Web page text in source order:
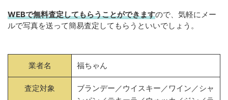
WEBで無料査定してもらうことができますので、気軽にメー
ルで写真を送って簡易査定してもらうといいでしょう。
業者名 福ちゃん
査定対象
ブランデー／ウイスキー／ワイン／シャ